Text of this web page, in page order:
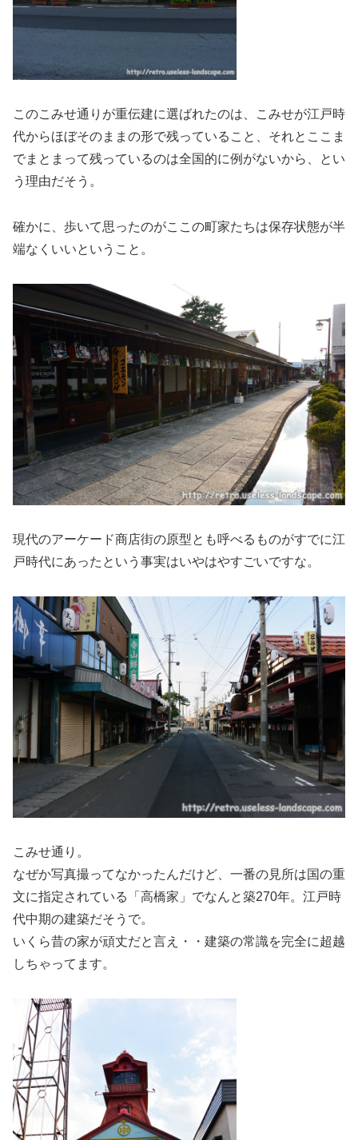
このこみせ通りが重伝建に選ばれたのは、こみせが江戸時
代からほぼそのままの形で残っていること、それとここま
でまとまって残っているのは全国的に例がないから、とい
う理由だそう。
確かに、歩いて思ったのがここの町家たちは保存状態が半
端なくいいということ。
現代のアーケード商店街の原型とも呼べるものがすでに江
戸時代にあったという事実はいやはやすごいですな。
こみせ通り。
なぜか写真撮ってなかったんだけど、一番の見所は国の重
文に指定されている「高橋家」でなんと築270年。江戸時
代中期の建築だそうで。
いくら昔の家が頑丈だと言え・・建築の常識を完全に超越
しちゃってます。